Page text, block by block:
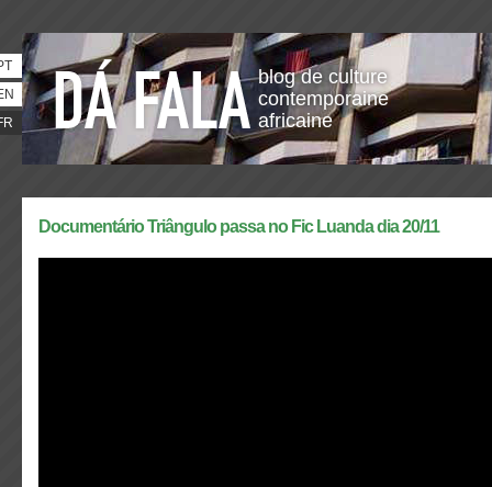
blog de culture
contemporaine
africaine
Documentário Triângulo passa no Fic Luanda dia 20/11